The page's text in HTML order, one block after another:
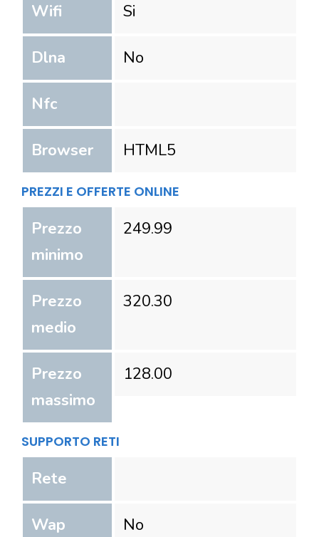
Wifi Si
Dlna No
Nfc
Browser HTML5
PREZZI E OFFERTE ONLINE
Prezzo
minimo
249.99
Prezzo
medio
320.30
Prezzo
massimo
128.00
SUPPORTO RETI
Rete
Wap No